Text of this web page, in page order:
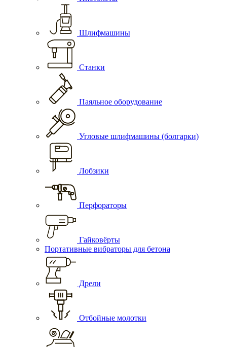
Шлифмашины
Станки
Паяльное оборудование
Угловые шлифмашины (болгарки)
Лобзики
Перфораторы
Гайковёрты
Портативные вибраторы для бетона
Дрели
Отбойные молотки